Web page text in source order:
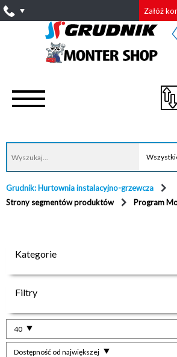
Załóż
Grudnik: Hurtownia instalacyjno-grzewcza
Strony segmentów produktów
Program
Kategorie
Filtry
Dostępność od największej
40